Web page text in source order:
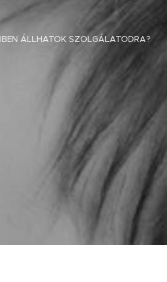
ÁLLHATOK SZOLGÁLATODRA?